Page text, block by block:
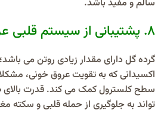
سالم و مفید باشد.
۸. پشتیبانی از سیستم قلبی عروقی
گرده گل دارای مقدار زیادی روتن می
اکسیدانی که به تقویت عروق خونی،
سطح کلسترول کمک می کند. قدرت بالای
تواند به جلوگیری از حمله قلبی و سکته